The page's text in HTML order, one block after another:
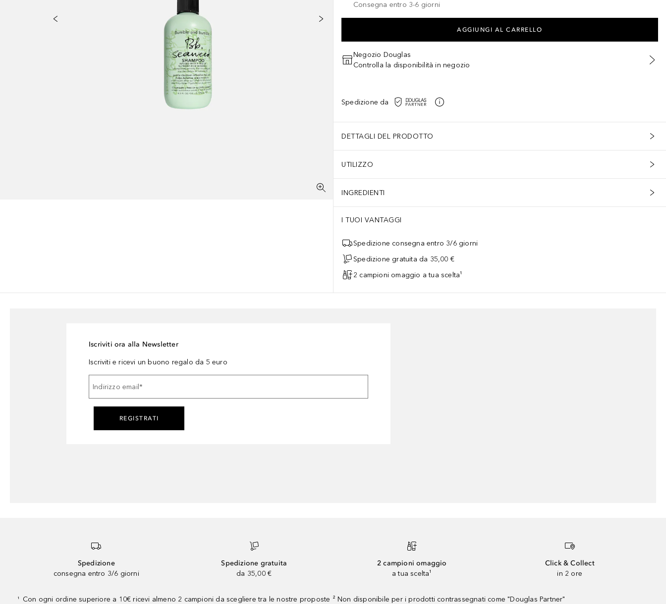
Consegna entro 3-6 giorni
AGGIUNGI AL CARRELLO
Negozio Douglas
Controlla la disponibilità in negozio
Spedizione da
DETTAGLI DEL PRODOTTO
UTILIZZO
INGREDIENTI
I TUOI VANTAGGI
Spedizione consegna entro 3/6 giorni
Spedizione gratuita da 35,00 €
2 campioni omaggio a tua scelta¹
Iscriviti ora alla Newsletter
Iscriviti e ricevi un buono regalo da 5 euro
Indirizzo email *
REGISTRATI
Spedizione
consegna entro 3/6 giorni
Spedizione gratuita
da 35,00 €
2 campioni omaggio
a tua scelta¹
Click & Collect
in 2 ore
¹ Con ogni ordine superiore a 10€ ricevi almeno 2 campioni da scegliere tra le nostre proposte ² Non disponibile per i prodotti contrassegnati come "Douglas Partner"